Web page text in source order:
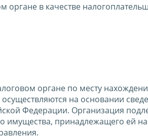
органе в качестве
органе по месту
на основании
Федерации. Организация
имущества, принадлежащего ей на